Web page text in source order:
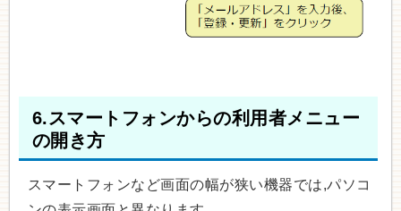
6.スマートフォンからの利用者メニュー
の開き方
スマートフォンなど画面の幅が狭い機器では,パソコ